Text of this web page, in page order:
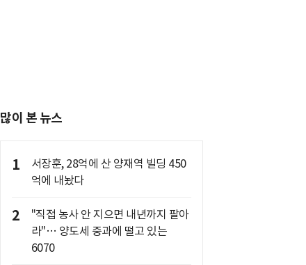
많이 본 뉴스
1
서장훈, 28억에 산 양재역 빌딩 450
억에 내놨다
2
"직접 농사 안 지으면 내년까지 팔아
라"… 양도세 중과에 떨고 있는
6070